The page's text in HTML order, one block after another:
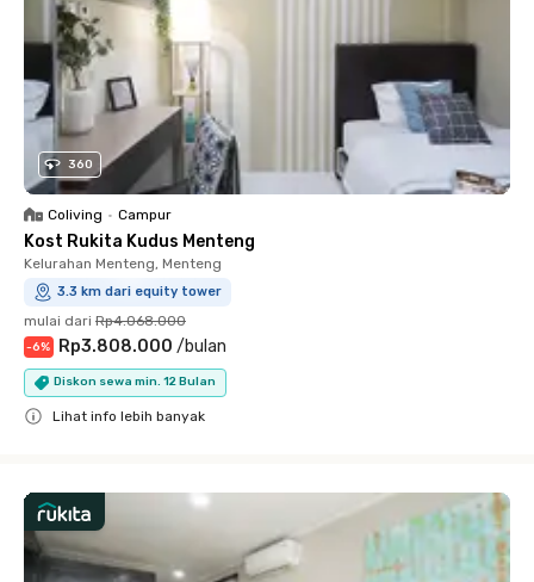
360
Coliving • Campur
Kost Rukita Kudus Menteng
Kelurahan Menteng, Menteng
3.3 km dari equity tower
mulai dari Rp4.068.000
-6% Rp3.808.000 /bulan
Diskon sewa min. 12 Bulan
Lihat info lebih banyak